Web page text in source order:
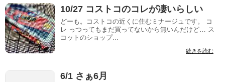
10/27 コストコのコレが凄いらしい
どーも。コストコの近くに住むミナージュです。 コ
レ っつってもまだ買ってないから無いんだけど… ス
コットのショップ...
続きを読む
6/1 さぁ6月